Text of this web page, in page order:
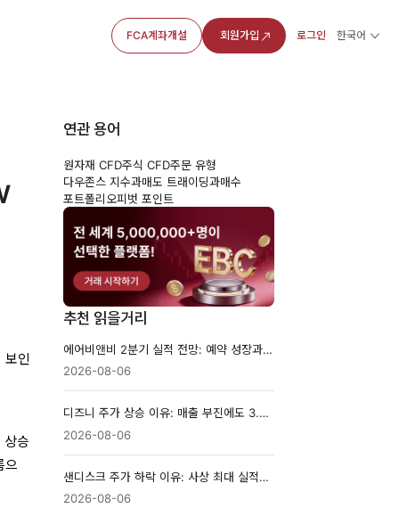
FCA계좌개설 회원가입 로그인 한국어
인
승
으
연관 용어
원자재 CFD주식 CFD주문 유형
다우존스 지수과매도 트래이딩과매수
포트폴리오피벗 포인트
추천 읽을거리
에어비앤비 2분기 실적 전망: 예약 성장과 마진이 주가를 가를까
2026-08-06
디즈니 주가 상승 이유: 매출 부진에도 3.7% 오른 배경
2026-08-06
샌디스크 주가 하락 이유: 사상 최대 실적에도 시장이 실망한 이유
2026-08-06